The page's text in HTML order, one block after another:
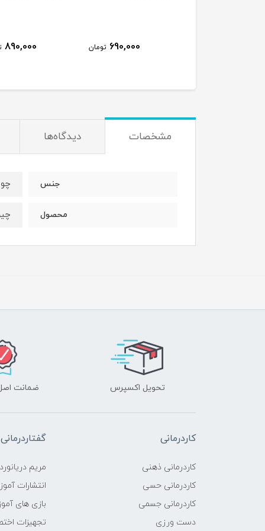
690,000 تومان 890,000
مشخصات دیدگاه‌ها
جنس
محصول
تحویل اکسپرس ضمانت
کاردرمانی
کاردرمانی ذهنی
کاردرمانی حسی
کاردرمانی جسمی
دست ورزی
گفتاردرمانی
مریم دریانورد
انتشارات
بازی های
تجهیزات